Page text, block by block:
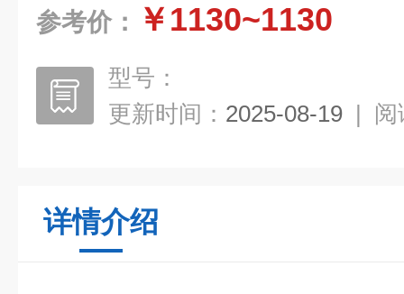
参考价： ￥1130~1130
型号：
更新时间： 2025-08-19 | 阅
详情介绍